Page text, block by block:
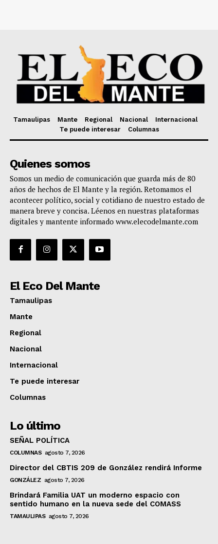
Tamaulipas Mante Regional Nacional
Internacional
Te puede interesar
Columnas
Quienes somos
Somos un medio de comunicación que guarda más de 80
años de hechos de El Mante y la región. Retomamos el
acontecer político, social y cotidiano de nuestro estado de
manera breve y concisa. Léenos en nuestras plataformas
digitales y mantente informado www.elecodelmante.com
El Eco Del Mante
Tamaulipas
Mante
Regional
Nacional
Internacional
Te puede interesar
Columnas
Lo último
SEÑAL POLÍTICA
COLUMNAS agosto 7, 2026
Director del CBTIS 209 de González rendirá Informe
GONZÁLEZ agosto 7, 2026
Brindará Familia UAT un moderno espacio con
sentido humano en la nueva sede del COMASS
TAMAULIPAS agosto 7, 2026